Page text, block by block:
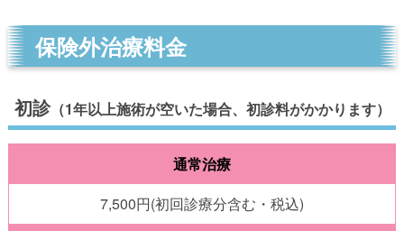
保険外治療料金
初診（1年以上施術が空いた場合、初診料がかかります）
通常治療
7,500円(初回診療分含む・税込)